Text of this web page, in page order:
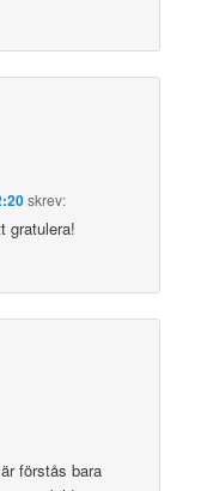
skrev:
gratulera!
förstås bara